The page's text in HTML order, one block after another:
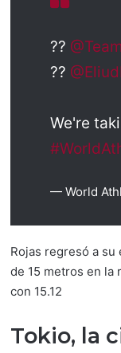
??
??
We're
— World
Rojas regresó a
de 15 metros en la
con 15.12
Tokio, la